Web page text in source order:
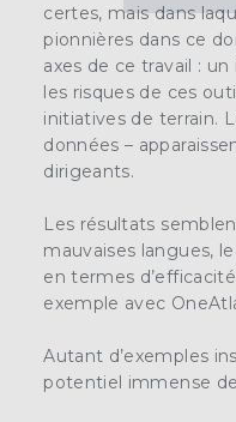
certes, mais dans
pionnières dans ce
axes de ce travail :
les risques de ces
initiatives de terrain.
données –
dirigeants.
Les résultats
mauvaises langues,
en termes
exemple avec
Autant d’exemples
potentiel immense